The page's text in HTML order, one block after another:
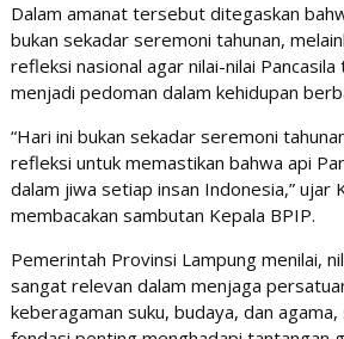
Dalam amanat tersebut ditegaskan
bukan sekadar seremoni tahunan,
refleksi nasional agar nilai-nilai
menjadi pedoman dalam kehidupan
“Hari ini bukan sekadar seremoni
refleksi untuk memastikan bahwa api
dalam jiwa setiap insan Indonesia,” ujar
membacakan sambutan Kepala BPIP.
Pemerintah Provinsi Lampung menilai,
sangat relevan dalam menjaga
keberagaman suku, budaya, dan